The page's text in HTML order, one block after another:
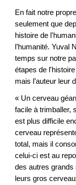
En fait notre
seulement que
histoire de
l’humanité. Yuval
temps sur notre
étapes de
mais l’auteur leur
« Un cerveau
facile à trimballer,
est plus difficile
cerveau
total, mais il
celui-ci est au
des autres
leurs gros